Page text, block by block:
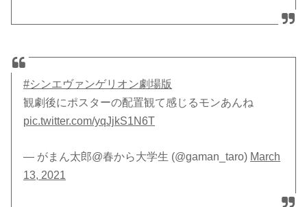
#シンエヴァンゲリオン劇場版
観劇後にポスターの配置観て感じるモンあんね
pic.twitter.com/yqJjkS1N6T
— がまん太郎@春から大学生 (@gaman_taro) March
13, 2021